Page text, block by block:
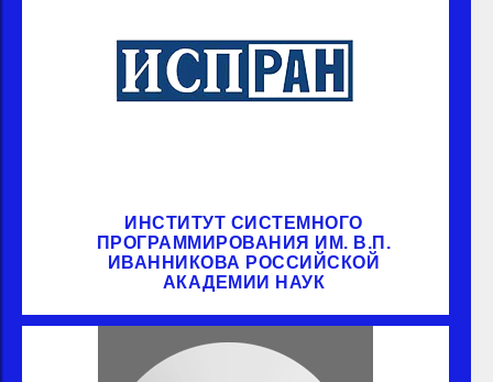
ИНСТИТУТ СИСТЕМНОГО
ПРОГРАММИРОВАНИЯ ИМ. В.П.
ИВАННИКОВА РОССИЙСКОЙ
АКАДЕМИИ НАУК